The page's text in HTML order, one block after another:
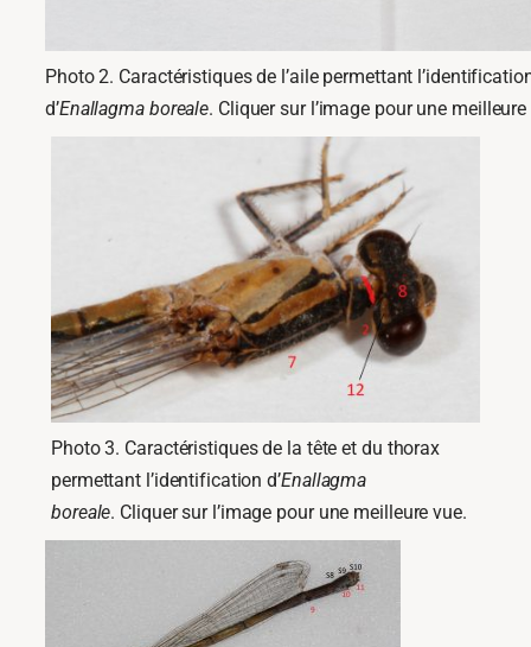
Photo 2. Caractéristiques de l’aile permettant
d’Enallagma boreale. Cliquer sur l’image pour une meilleure
Photo 3. Caractéristiques de la tête et du thorax
permettant l’identification d’Enallagma
boreale. Cliquer sur l’image pour une meilleure vue.